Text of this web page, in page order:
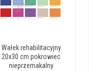
Wałek rehabilitacyjny
20x30 cm pokrowiec
nieprzemakalny